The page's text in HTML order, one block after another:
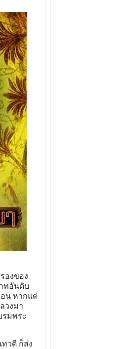
องของ
ทอันดับ
น หากแต่
วงมา
มพระ
วดี ก็ส่ง